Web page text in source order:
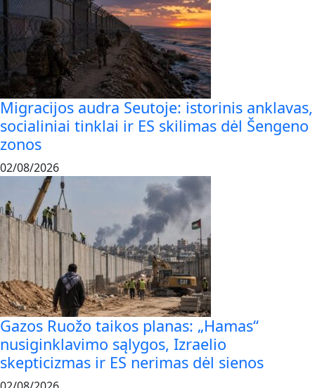
Migracijos audra Seutoje: istorinis anklavas,
socialiniai tinklai ir ES skilimas dėl Šengeno
zonos
02/08/2026
Gazos Ruožo taikos planas: „Hamas“
nusiginklavimo sąlygos, Izraelio
skepticizmas ir ES nerimas dėl sienos